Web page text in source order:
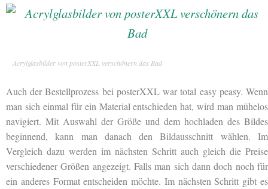
Acrylglasbilder von posterXXL verschönern das Bad
Auch der Bestellprozess bei posterXXL war total easy peasy. Wenn
man sich einmal für ein Material entschieden hat, wird man mühelos
navigiert. Mit Auswahl der Größe und dem hochladen des Bildes
beginnend, kann man danach den Bildausschnitt wählen. Im
Vergleich dazu werden im nächsten Schritt auch gleich die Preise
verschiedener Größen angezeigt. Falls man sich dann doch noch für
ein anderes Format entscheiden möchte. Im nächsten Schritt gibt es